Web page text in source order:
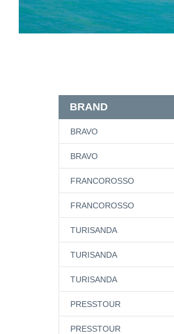
BRAND
BRAVO
BRAVO
FRANCOROSSO
FRANCOROSSO
TURISANDA
TURISANDA
TURISANDA
PRESSTOUR
PRESSTOUR